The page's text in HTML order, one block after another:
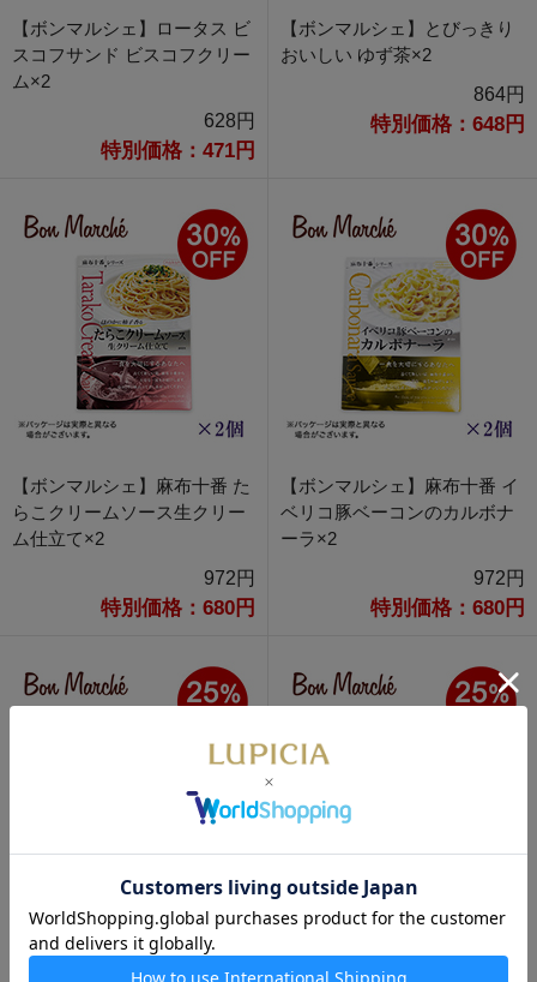
【ボンマルシェ】ロータス ビ
スコフサンド ビスコフクリー
ム×2
628円
特別価格：471円
【ボンマルシェ】とびっきり
おいしい ゆず茶×2
864円
特別価格：648円
【ボンマルシェ】麻布十番 た
らこクリームソース生クリー
ム仕立て×2
972円
特別価格：680円
【ボンマルシェ】麻布十番 イ
ベリコ豚ベーコンのカルボナ
ーラ×2
972円
特別価格：680円
【ボンマルシェ】メンティー
ナ ミックスミントグミ×2
ナ オレンジミントグミ×2